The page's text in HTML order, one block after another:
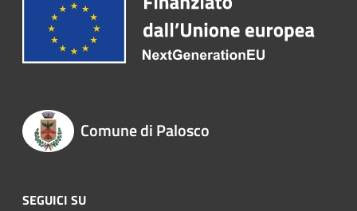
Comune di Palosco
SEGUICI SU